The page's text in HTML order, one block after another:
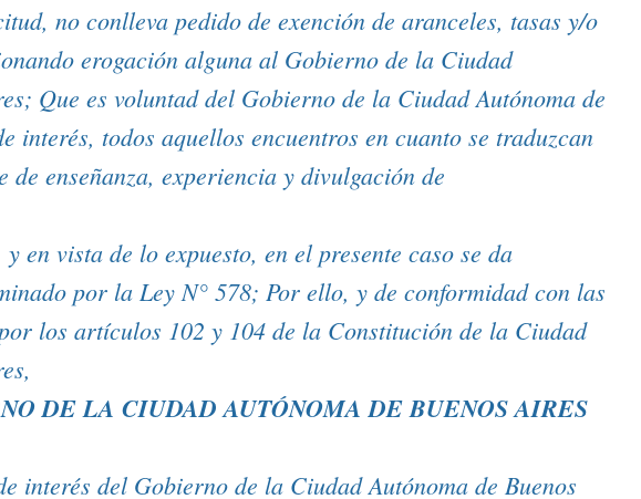
no conlleva pedido de exención de aranceles, tasas y/o
erogación alguna al Gobierno de la Ciudad
Que es voluntad del Gobierno de la Ciudad Autónoma de
interés, todos aquellos encuentros en cuanto se traduzcan
enseñanza, experiencia y divulgación de
en vista de lo expuesto, en el presente caso se da
por la Ley N° 578; Por ello, y de conformidad con las
los artículos 102 y 104 de la Constitución de la Ciudad
DE LA CIUDAD AUTÓNOMA DE BUENOS AIRES
interés del Gobierno de la Ciudad Autónoma de Buenos